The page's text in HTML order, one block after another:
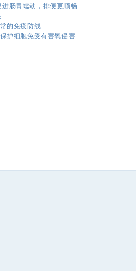
肠胃蠕动，排便更顺畅
的免疫防线
护细胞免受有害氧侵害